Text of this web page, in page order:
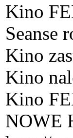
Kino
Seanse
Kino
Kino
Kino
NOWE